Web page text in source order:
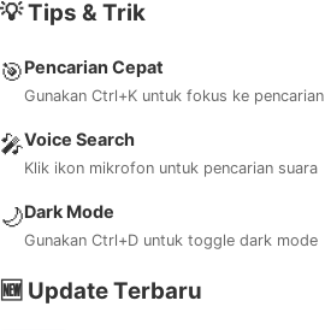
💡 Tips & Trik
🎯Pencarian Cepat
Gunakan Ctrl+K untuk fokus ke pencarian
🎤Voice Search
Klik ikon mikrofon untuk pencarian suara
🌙Dark Mode
Gunakan Ctrl+D untuk toggle dark mode
🆕 Update Terbaru